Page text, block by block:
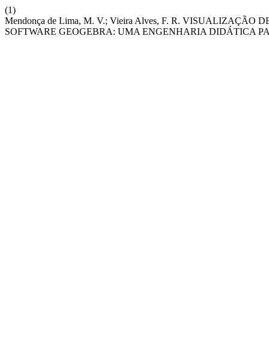
(1)
Mendonça de Lima, M. V.; Vieira Alves, F. R. VISUALIZAÇÃO
SOFTWARE GEOGEBRA: UMA ENGENHARIA DIDÁTICA